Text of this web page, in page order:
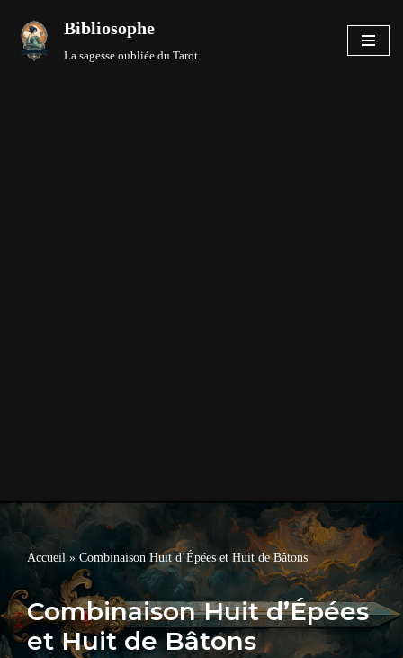
Aller
Bibliosophe
La sagesse oubliée du Tarot
Accueil » Combinaison Huit d’Épées et Huit de Bâtons
Combinaison Huit d’Épées
et Huit de Bâtons